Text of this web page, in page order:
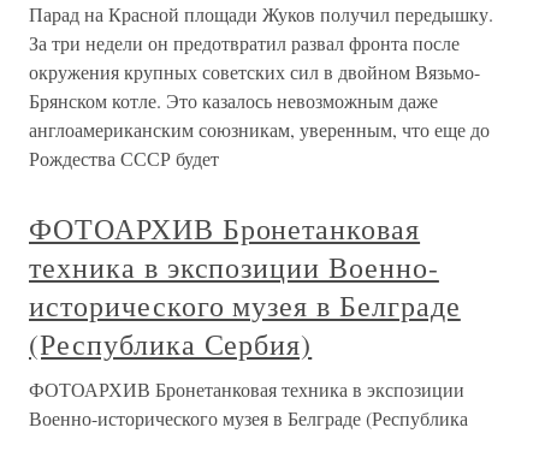
Парад на Красной площади Жуков получил передышку.
За три недели он предотвратил развал фронта после
окружения крупных советских сил в двойном Вязьмо-
Брянском котле. Это казалось невозможным даже
англоамериканским союзникам, уверенным, что еще до
Рождества СССР будет
ФОТОАРХИВ Бронетанковая
техника в экспозиции Военно-
исторического музея в Белграде
(Республика Сербия)
ФОТОАРХИВ Бронетанковая техника в экспозиции
Военно-исторического музея в Белграде (Республика